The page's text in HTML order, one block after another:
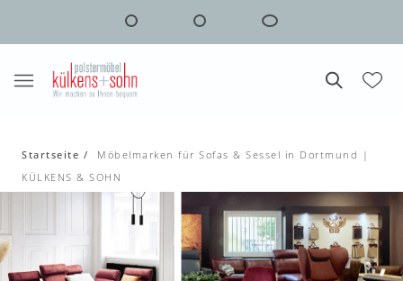
Startseite
Möbelmarken für Sofas & Sessel in Dortmund |
KÜLKENS & SOHN